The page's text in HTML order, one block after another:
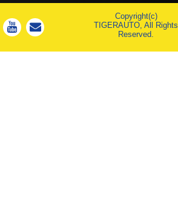
Copyright(c)
TIGERAUTO, All Rights
Reserved.